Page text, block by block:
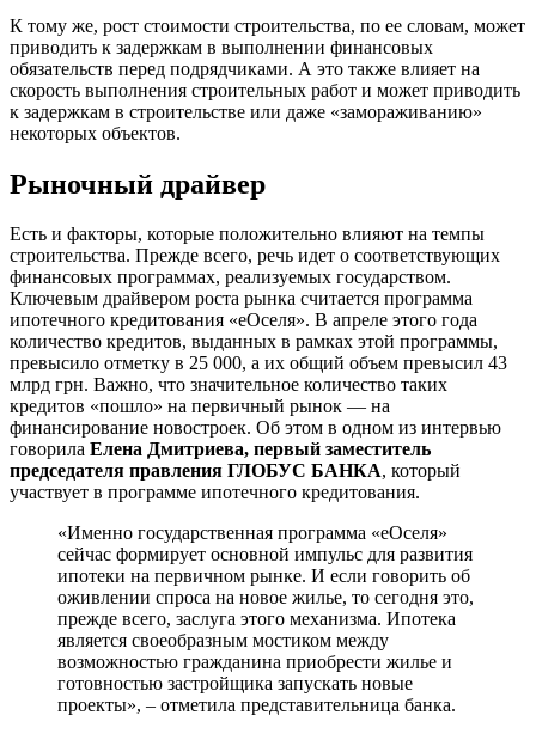
К тому же, рост стоимости строительства, по ее словам, может
приводить к задержкам в выполнении финансовых
обязательств перед подрядчиками. А это также влияет на
скорость выполнения строительных работ и может приводить
к задержкам в строительстве или даже «замораживанию»
некоторых объектов.
Рыночный драйвер
Есть и факторы, которые положительно влияют на темпы
строительства. Прежде всего, речь идет о соответствующих
финансовых программах, реализуемых государством.
Ключевым драйвером роста рынка считается программа
ипотечного кредитования «еОселя». В апреле этого года
количество кредитов, выданных в рамках этой программы,
превысило отметку в 25 000, а их общий объем превысил 43
млрд грн. Важно, что значительное количество таких
кредитов «пошло» на первичный рынок — на
финансирование новостроек. Об этом в одном из интервью
говорила Елена Дмитриева, первый заместитель
председателя правления ГЛОБУС БАНКА, который
участвует в программе ипотечного кредитования.
«Именно государственная программа «еОселя»
сейчас формирует основной импульс для развития
ипотеки на первичном рынке. И если говорить об
оживлении спроса на новое жилье, то сегодня это,
прежде всего, заслуга этого механизма. Ипотека
является своеобразным мостиком между
возможностью гражданина приобрести жилье и
готовностью застройщика запускать новые
проекты», – отметила представительница банка.